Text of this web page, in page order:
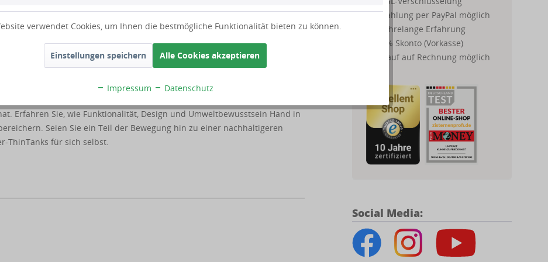
mit den ThinTanks. Erfahren Sie, wie Sie aktiv zum
reduzieren können. Nutzen Sie das gesammelte
leisten Sie einen wertvollen Beitrag zum nachhaltigen Umgang mit
- ThinTanks für eine nachhaltigere Zukunft
mit ThinTanks, das perfekt in den vorhandenen Raum
Erfahren Sie, wie Funktionalität, Design und Umweltbewusstsein Hand in
Seien Sie ein Teil der Bewegung hin zu einer nachhaltigeren
ThinTanks für sich selbst.
Zahlung per PayPal möglich
Jahrelange Erfahrung
2% Skonto (Vorkasse)
Kauf auf Rechnung möglich
Social Media:
verwendet Cookies, um Ihnen die bestmögliche Funktionalität bieten zu können.
Einstellungen speichern Alle Cookies akzeptieren
Impressum Datenschutz